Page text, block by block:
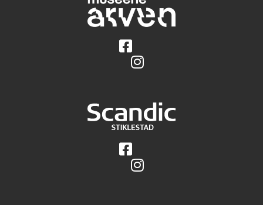
Følg på Facebook
Følg på Instagram
Følg på Facebook
Følg på Instagram